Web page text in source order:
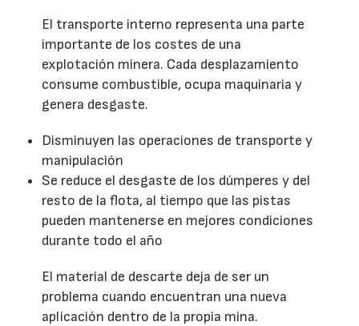
El transporte interno representa una parte
importante de los costes de una
explotación minera. Cada desplazamiento
consume combustible, ocupa maquinaria y
genera desgaste.
Disminuyen las operaciones de transporte y
manipulación
Se reduce el desgaste de los dúmperes y del
resto de la flota, al tiempo que las pistas
pueden mantenerse en mejores condiciones
durante todo el año
El material de descarte deja de ser un
problema cuando encuentran una nueva
aplicación dentro de la propia mina.